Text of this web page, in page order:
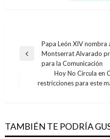
Navegación
de
entradas
Entrada
anterior
Papa León XIV nombra
Montserrat Alvarado
para la Comunicación
Entrada
Hoy No Circula en
restricciones para este
TAMBIÉN TE PODRÍA